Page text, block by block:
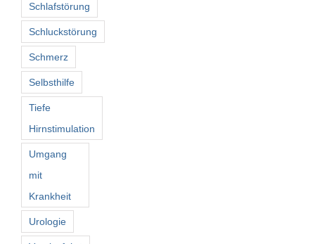
Schlafstörung
Schluckstörung
Schmerz
Selbsthilfe
Tiefe
Hirnstimulation
Umgang
mit
Krankheit
Urologie